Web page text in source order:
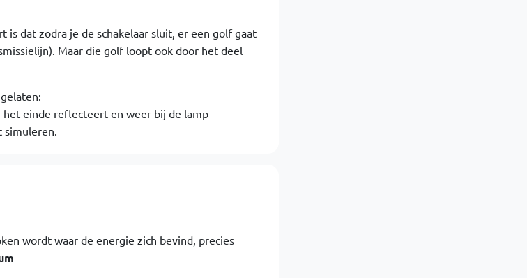
is dat zodra je de schakelaar sluit, er een golf gaat
Maar die golf loopt ook door het deel
het einde reflecteert en weer bij de lamp
simuleren.
wordt waar de energie zich bevind, precies